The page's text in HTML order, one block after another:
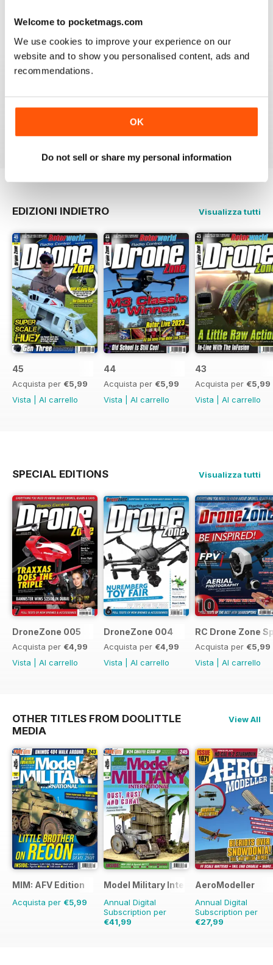
Welcome to pocketmags.com
We use cookies to improve your experience on our
website and to show you personalised content, ads and
recommendations.
OK
Do not sell or share my personal information
Great magazine! Has everything you want from new to
the hobby right through to the expert.
That's why I'm on here now, checking to see if issue
65 is out yet. Yeah I know, I'm addicted to it. lol.
EDIZIONI INDIETRO Visualizza tutti
45
Acquista per €5,99
Vista
Al carrello
44
Acquista per €5,99
Vista
Al carrello
43
Acquista per €5,99
Vista
Al carrello
SPECIAL EDITIONS Visualizza tutti
DroneZone 005
Acquista per €4,99
Vista
Al carrello
DroneZone 004
Acquista per €4,99
Vista
Al carrello
RC Drone Zone
Acquista per €5,99
Vista
Al carrello
OTHER TITLES FROM DOOLITTLE
MEDIA
View All
MIM: AFV Edition
Acquista per €5,99
Model Military International
Annual Digital
Subscription per
€41,99
AeroModeller
Annual Digital
Subscription per
€27,99